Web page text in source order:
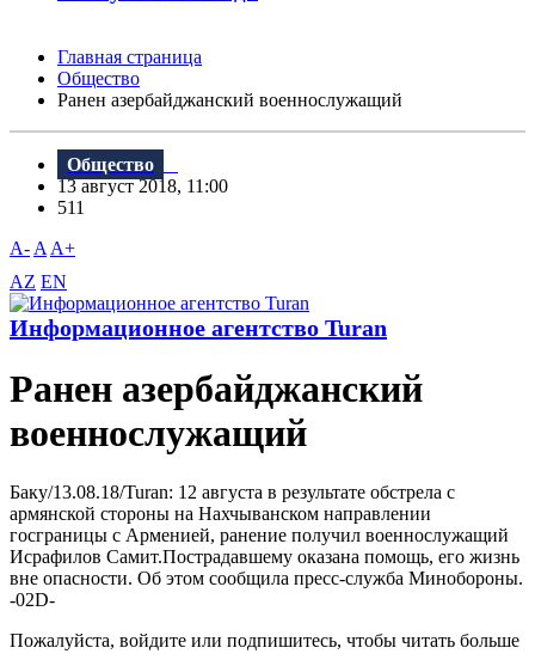
Главная страница
Общество
Ранен азербайджанский военнослужащий
Общество
13 август 2018, 11:00
511
A- A A+
AZ EN
Информационное агентство Turan
Ранен азербайджанский
военнослужащий
Баку/13.08.18/Turan: 12 августа в результате обстрела с
армянской стороны на Нахчыванском направлении
госграницы с Арменией, ранение получил военнослужащий
Исрафилов Самит.Пострадавшему оказана помощь, его жизнь
вне опасности. Об этом сообщила пресс-служба Минобороны.
-02D-
Пожалуйста, войдите или подпишитесь, чтобы читать больше